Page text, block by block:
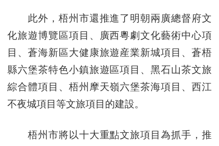
此外，梧州市還推進了明朝兩廣總督府文
化旅遊博覽區項目、廣西粵劇文化藝術中心項
目、蒼海新區大健康旅遊産業新城項目、蒼梧
縣六堡茶特色小鎮旅遊區項目、黑石山茶文旅
綜合體項目、梧州摩天嶺六堡茶海項目、西江
不夜城項目等文旅項目的建設。
梧州市將以十大重點文旅項目為抓手，推